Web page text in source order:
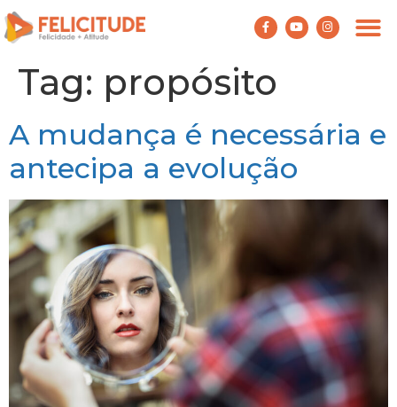
Tag: propósito
A mudança é necessária e
antecipa a evolução